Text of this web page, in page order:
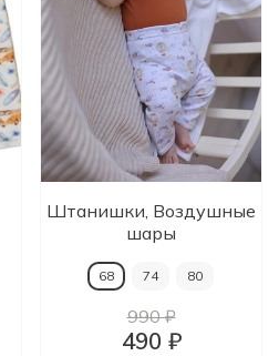
Штанишки, Воздушные
шары
68 74 80
990 ₽
490 ₽